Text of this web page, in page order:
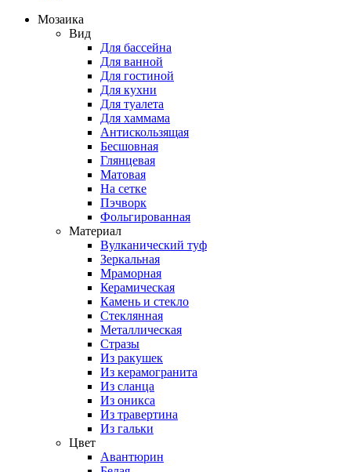
Мозаика
Вид
Для бассейна
Для ванной
Для гостиной
Для кухни
Для туалета
Для хаммама
Антискользящая
Бесшовная
Глянцевая
Матовая
На сетке
Пэчворк
Фольгированная
Материал
Вулканический туф
Зеркальная
Мраморная
Керамическая
Камень и стекло
Стеклянная
Металлическая
Стразы
Из ракушек
Из керамогранита
Из сланца
Из оникса
Из травертина
Из гальки
Цвет
Авантюрин